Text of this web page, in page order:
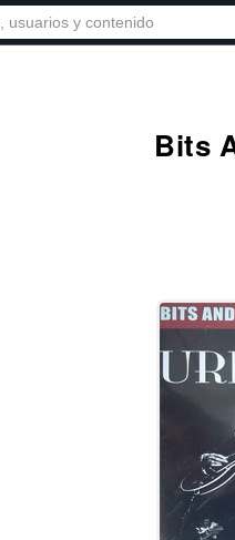
INICIO ARTISTAS
Bits